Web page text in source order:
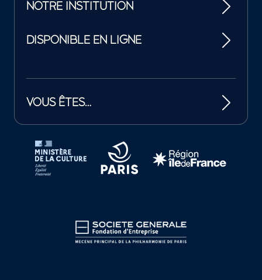
NOTRE INSTITUTION
DISPONIBLE EN LIGNE
VOUS ÊTES…
Tutelles et mécènes de la Philharmonie de Paris